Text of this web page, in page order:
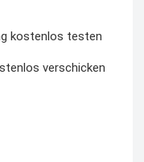
kostenlos testen
verschicken